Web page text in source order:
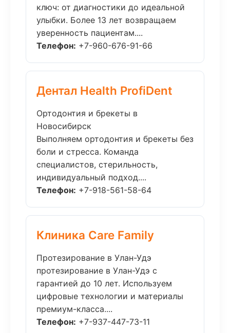
ключ: от диагностики до идеальной
улыбки. Более 13 лет возвращаем
уверенность пациентам....
Телефон: +7-960-676-91-66
Дентал Health ProfiDent
Ортодонтия и брекеты в
Новосибирск
Выполняем ортодонтия и брекеты без
боли и стресса. Команда
специалистов, стерильность,
индивидуальный подход....
Телефон: +7-918-561-58-64
Клиника Care Family
Протезирование в Улан-Удэ
протезирование в Улан-Удэ с
гарантией до 10 лет. Используем
цифровые технологии и материалы
премиум-класса....
Телефон: +7-937-447-73-11